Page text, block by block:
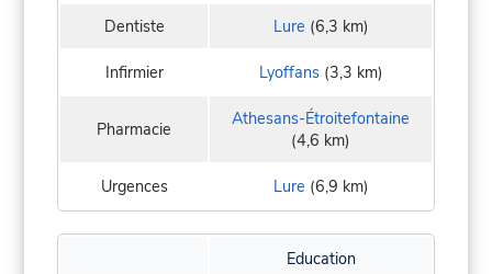
Dentiste Lure (6,3 km)
Infirmier Lyoffans(3,3 km)
Pharmacie
Athesans-Étroitefontaine
(4,6 km)
Urgences Lure (6,9 km)
Education